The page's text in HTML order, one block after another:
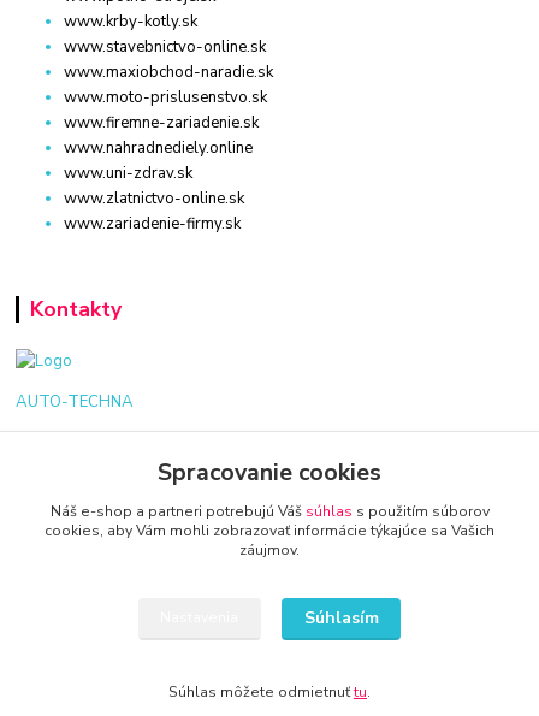
www.krby-kotly.sk
www.stavebnictvo-online.sk
www.maxiobchod-naradie.sk
www.moto-prislusenstvo.sk
www.firemne-zariadenie.sk
www.nahradnediely.online
www.uni-zdrav.sk
www.zlatnictvo-online.sk
www.zariadenie-firmy.sk
Kontakty
AUTO-TECHNA
+421 940 949 000
info@kamenik.sk
© 2024 Všetky práva vyhradené KAMENIK.SK
Spracovanie cookies
Náš e-shop a partneri potrebujú Váš súhlas s použitím súborov
cookies, aby Vám mohli zobrazovať informácie týkajúce sa Vašich
záujmov.
Súhlasím
Súhlas môžete odmietnuťtu.